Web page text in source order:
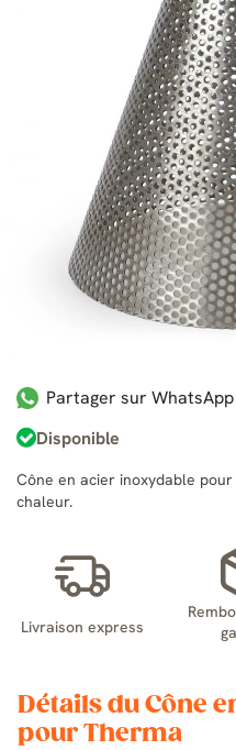
Partager sur WhatsApp
Disponible
Cône en acier inoxydable
chaleur.
Livraison express
Détails du Cône
pour Therma